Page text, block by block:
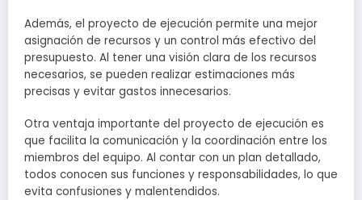
Además, el proyecto de ejecución permite una mejor
asignación de recursos y un control más efectivo del
presupuesto. Al tener una visión clara de los recursos
necesarios, se pueden realizar estimaciones más
precisas y evitar gastos innecesarios.
Otra ventaja importante del proyecto de ejecución es
que facilita la comunicación y la coordinación entre los
miembros del equipo. Al contar con un plan detallado,
todos conocen sus funciones y responsabilidades, lo que
evita confusiones y malentendidos.